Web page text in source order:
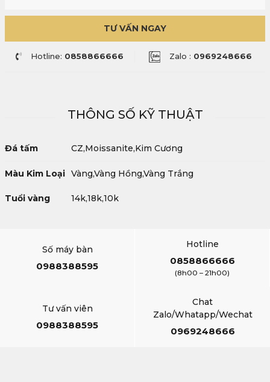
TƯ VẤN NGAY
Hotline: 0858866666 Zalo : 0969248666
THÔNG SỐ KỸ THUẬT
Đá tấm CZ,Moissanite,Kim Cương
Màu Kim Loại Vàng,Vàng Hồng,Vàng Trắng
Tuổi vàng 14k,18k,10k
Số máy bàn
0988388595
Hotline
0858866666
(8h00 – 21h00)
Tư vấn viên
0988388595
Chat
Zalo/Whatapp/Wechat
0969248666